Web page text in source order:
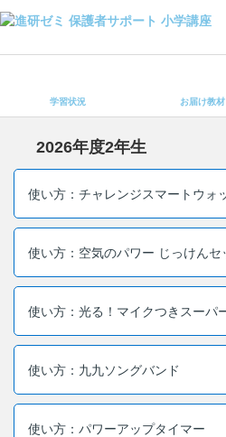
よくある質問・手続き
会員ページへログイン
よくある質問・お問い合わせ
お問い合わせ窓口
他の講座のよくある質問・手続
学習状況 お届け教材
2026年度2年生
使い方：チャレンジスマートウォ
使い方：空気のパワー じっけんセ
使い方：光る！マイクつきスーパ
使い方：九九ソングバンド
使い方：パワーアップタイマー